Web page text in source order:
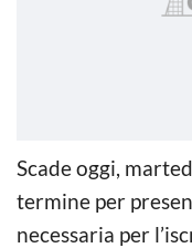
Scade oggi,
termine per
necessaria per